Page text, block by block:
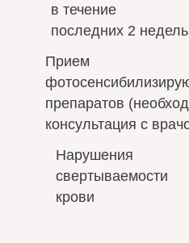
в течение
последних 2 недель
Прием
препаратов
консультация с
Нарушения
свертываемости
крови